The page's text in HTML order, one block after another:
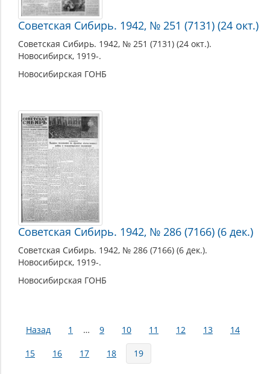
Советская Сибирь. 1942, № 251 (7131) (24 окт.)
Советская Сибирь. 1942, № 251 (7131) (24 окт.).
Новосибирск, 1919-.
Новосибирская ГОНБ
Советская Сибирь. 1942, № 286 (7166) (6 дек.)
Советская Сибирь. 1942, № 286 (7166) (6 дек.).
Новосибирск, 1919-.
Новосибирская ГОНБ
Страницы
Назад 1 … 9 10 11 12 13 14
15 16 17 18 19